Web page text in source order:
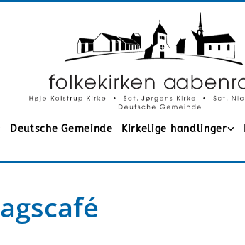
Deutsche Gemeinde Kirkelige handlinger